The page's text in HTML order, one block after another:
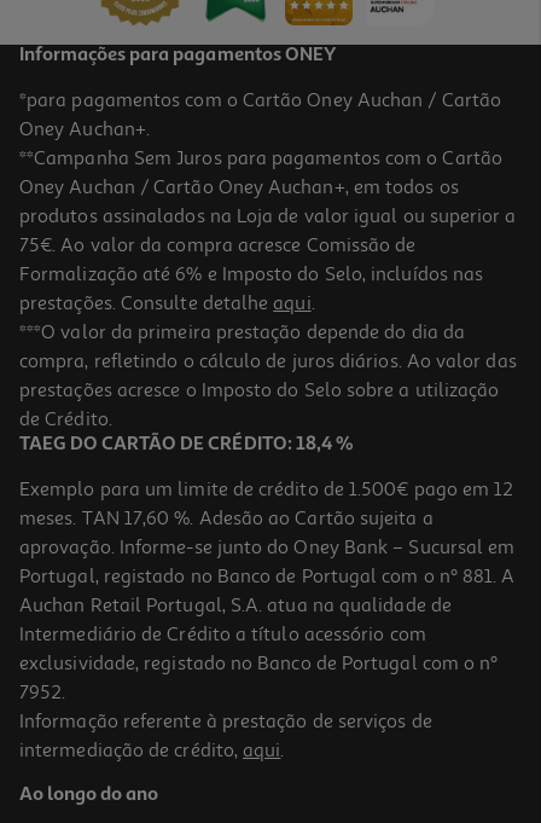
Informações para pagamentos ONEY
*para pagamentos com o Cartão Oney Auchan / Cartão
Oney Auchan+.
**Campanha Sem Juros para pagamentos com o Cartão
Oney Auchan / Cartão Oney Auchan+, em todos os
produtos assinalados na Loja de valor igual ou superior a
75€. Ao valor da compra acresce Comissão de
Formalização até 6% e Imposto do Selo, incluídos nas
prestações. Consulte detalhe aqui.
***O valor da primeira prestação depende do dia da
compra, refletindo o cálculo de juros diários. Ao valor das
prestações acresce o Imposto do Selo sobre a utilização
de Crédito.
TAEG DO CARTÃO DE CRÉDITO: 18,4 %
Exemplo para um limite de crédito de 1.500€ pago em 12
meses. TAN 17,60 %. Adesão ao Cartão sujeita a
aprovação. Informe-se junto do Oney Bank – Sucursal em
Portugal, registado no Banco de Portugal com o nº 881. A
Auchan Retail Portugal, S.A. atua na qualidade de
Intermediário de Crédito a título acessório com
exclusividade, registado no Banco de Portugal com o nº
7952.
Informação referente à prestação de serviços de
intermediação de crédito, aqui.
Ao longo do ano